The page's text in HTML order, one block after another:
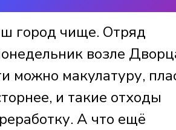
город чище. Отряд
возле
можно макулатуру,
и такие отходы
А что ещё